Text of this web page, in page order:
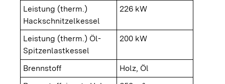
Leistung (therm.)
Hackschnitzelkessel
226 kW
Leistung (therm.) Öl-
Spitzenlastkessel
200 kW
Brennstoff
Holz, Öl